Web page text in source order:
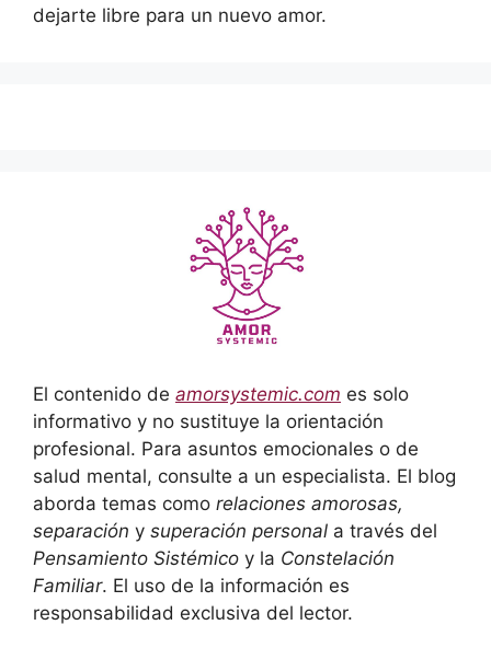
dejarte libre para un nuevo amor.
El contenido de amorsystemic.com es solo
informativo y no sustituye la orientación
profesional. Para asuntos emocionales o de
salud mental, consulte a un especialista. El blog
aborda temas como relaciones amorosas,
separación y superación personal a través del
Pensamiento Sistémico y la Constelación
Familiar. El uso de la información es
responsabilidad exclusiva del lector.